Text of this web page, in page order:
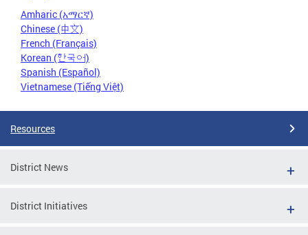
Amharic (አማርኛ)
Chinese (中文)
French (Français)
Korean (한국어)
Spanish (Español)
Vietnamese (Tiếng Việt)
Resources
District News
District Initiatives